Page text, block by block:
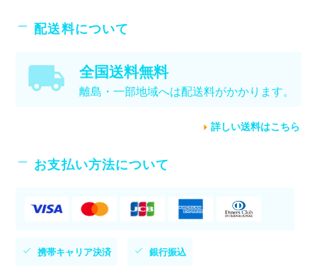
配送料について
全国送料無料
離島・一部地域へは配送料がかかります。
詳しい送料はこちら
お支払い方法について
携帯キャリア決済 銀行振込